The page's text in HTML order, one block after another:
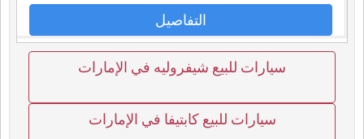
التفاصيل
سيارات للبيع شيفروليه في الإمارات
سيارات للبيع كابتيفا في الإمارات